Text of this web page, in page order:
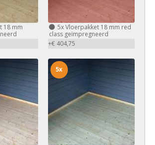
18 mm
5xVloerpakket 18 mm red
class geïmpregneerd
+€ 404,75
5x